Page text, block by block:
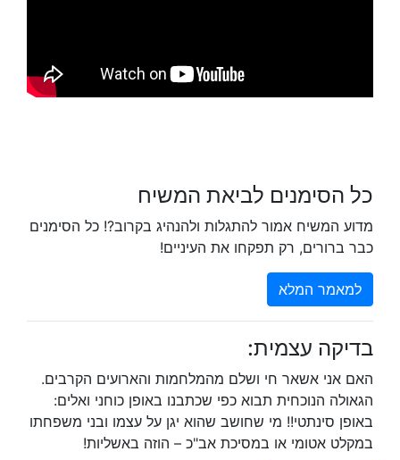
כל הסימנים לביאת המשיח
מדוע המשיח אמור להתגלות ולהנהיג בקרוב?! כל הסימנים
כבר ברורים, רק תפקחו את העיניים!
למאמר המלא
בדיקה עצמית:
האם אני אשאר חי ושלם מהמלחמות והארועים הקרבים.
הגאולה הנוכחית תבוא כפי שכתבנו באופן כוחני ואלים:
באופן סינתטי!! מי שחושב שהוא יגן על עצמו ובני משפחתו
במקלט אטומי או במסיכת אב"כ – הוזה באשליות!